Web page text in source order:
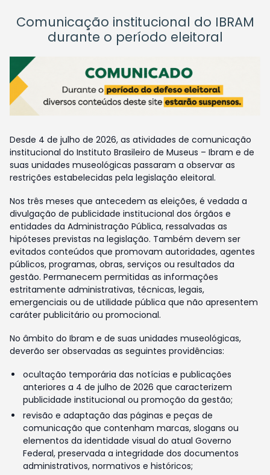
Comunicação institucional do IBRAM
durante o período eleitoral
Desde 4 de julho de 2026, as atividades de comunicação
institucional do Instituto Brasileiro de Museus – Ibram e de
suas unidades museológicas passaram a observar as
restrições estabelecidas pela legislação eleitoral.
Nos três meses que antecedem as eleições, é vedada a
divulgação de publicidade institucional dos órgãos e
entidades da Administração Pública, ressalvadas as
hipóteses previstas na legislação. Também devem ser
evitados conteúdos que promovam autoridades, agentes
públicos, programas, obras, serviços ou resultados da
gestão. Permanecem permitidas as informações
estritamente administrativas, técnicas, legais,
emergenciais ou de utilidade pública que não apresentem
caráter publicitário ou promocional.
No âmbito do Ibram e de suas unidades museológicas,
deverão ser observadas as seguintes providências:
ocultação temporária das notícias e publicações
anteriores a 4 de julho de 2026 que caracterizem
publicidade institucional ou promoção da gestão;
revisão e adaptação das páginas e peças de
comunicação que contenham marcas, slogans ou
elementos da identidade visual do atual Governo
Federal, preservada a integridade dos documentos
administrativos, normativos e históricos;